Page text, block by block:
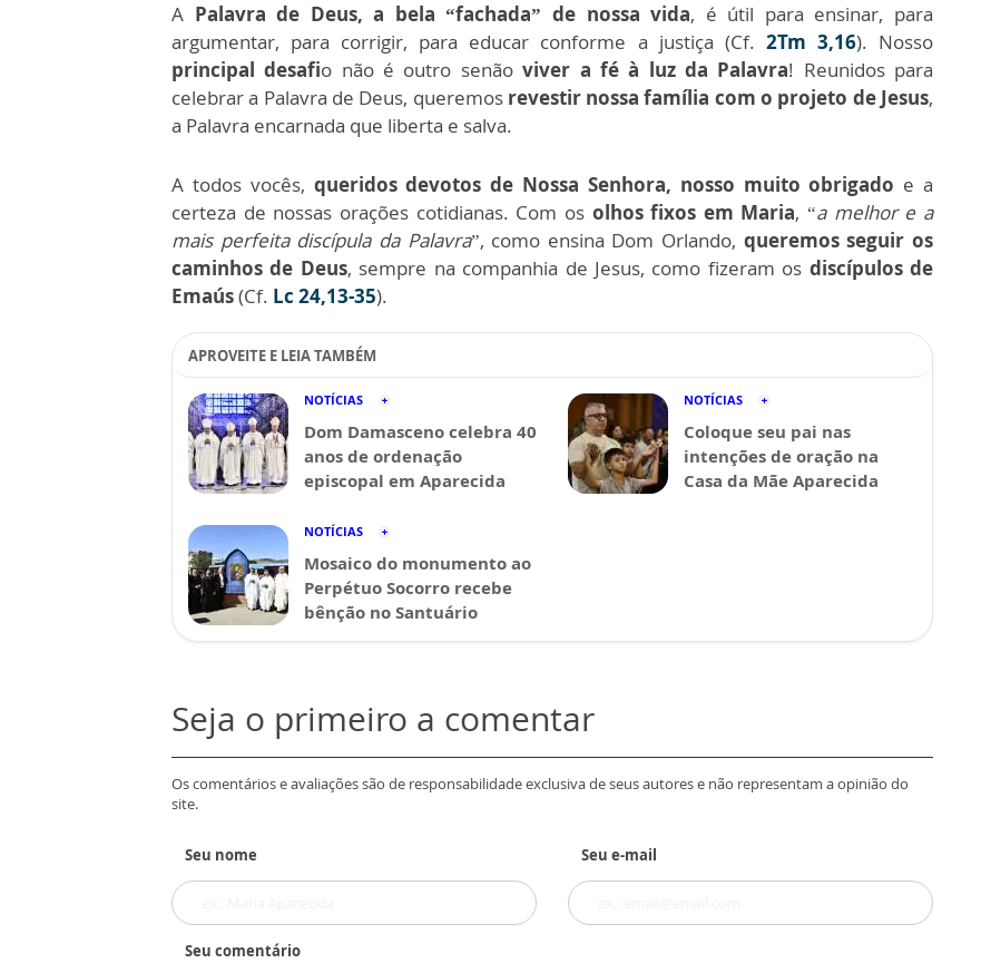
A Palavra de Deus, a bela “fachada” de nossa vida, é útil para ensinar, para
argumentar, para corrigir, para educar conforme a justiça (Cf. 2Tm 3,16). Nosso
principal desafio não é outro senãoviver a fé à luz da Palavra! Reunidos para
celebrar a Palavra de Deus, queremosrevestir nossa família com o projeto de Jesus,
a Palavra encarnada que liberta e salva.
A todos vocês, queridos devotos de Nossa Senhora, nosso muito obrigado e a
certeza de nossas orações cotidianas. Com osolhos fixos em Maria, “a melhor e a
mais perfeita discípula da Palavra”, como ensina Dom Orlando, queremos seguir os
caminhos de Deus, sempre na companhia de Jesus, como fizeram os discípulos de
Emaús(Cf. Lc 24,13-35).
APROVEITE E LEIA TAMBÉM
NOTÍCIAS
Dom Damasceno celebra 40
anos de ordenação
episcopal em Aparecida
NOTÍCIAS
Coloque seu pai nas
intenções de oração na
Casa da Mãe Aparecida
NOTÍCIAS
Mosaico do monumento ao
Perpétuo Socorro recebe
bênção no Santuário
Seja o primeiro a comentar
Os comentários e avaliações são de responsabilidade exclusiva de seus autores e não representam a opinião do
site.
Seu nome Seu e-mail
Seu comentário